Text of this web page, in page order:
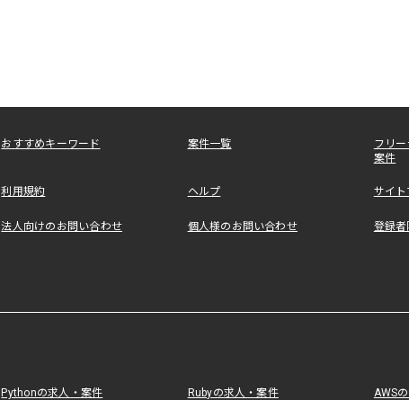
おすすめキーワード 案件一覧
フリ
案件
利用規約 ヘルプ サイ
法人向けのお問い合わせ 個人様のお問い合わせ 登録者
Pythonの求人・案件 Rubyの求人・案件 AWS